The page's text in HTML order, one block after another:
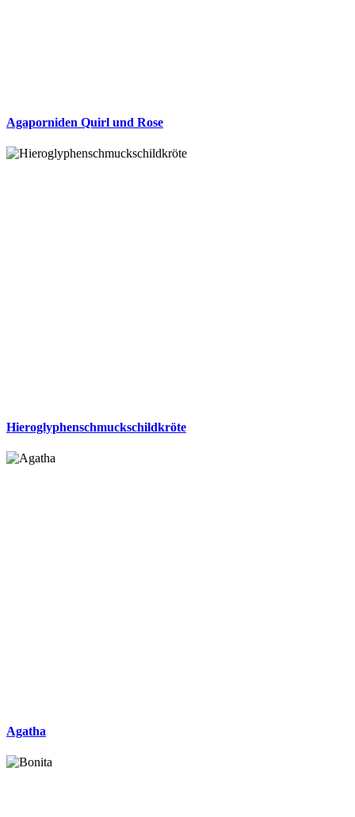
Agaporniden Quirl und Rose
Hieroglyphenschmuckschildkröte
Agatha